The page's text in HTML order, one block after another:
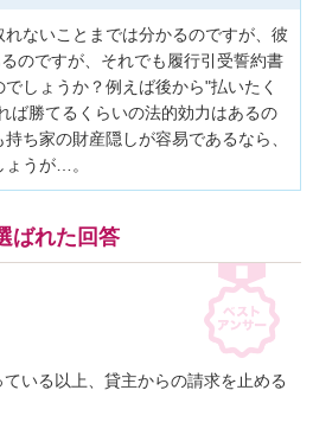
ないことまでは分かるのですが、彼
のですが、それでも履行引受誓約書
しょうか？例えば後から"払いたく
ば勝てるくらいの法的効力はあるの
ち家の財産隠しが容易であるなら、
うが…。
ばれた回答
いる以上、貸主からの請求を止める